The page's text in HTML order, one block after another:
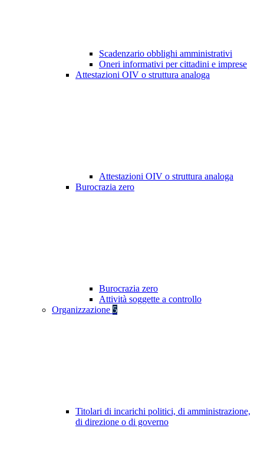
Scadenzario obblighi amministrativi
Oneri informativi per cittadini e imprese
Attestazioni OIV o struttura analoga
Attestazioni OIV o struttura analoga
Burocrazia zero
Burocrazia zero
Attività soggette a controllo
Organizzazione 5
Titolari di incarichi politici, di amministrazione,
di direzione o di governo